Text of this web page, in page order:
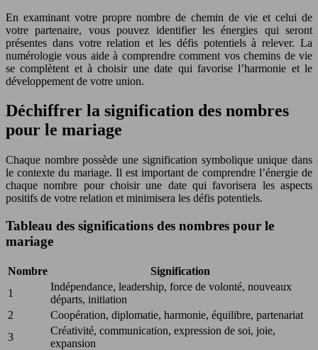
En examinant votre propre nombre de chemin de vie et celui de
votre partenaire, vous pouvez identifier les énergies qui seront
présentes dans votre relation et les défis potentiels à relever. La
numérologie vous aide à comprendre comment vos chemins de vie
se complètent et à choisir une date qui favorise l’harmonie et le
développement de votre union.
Déchiffrer la signification des nombres
pour le mariage
Chaque nombre possède une signification symbolique unique dans
le contexte du mariage. Il est important de comprendre l’énergie de
chaque nombre pour choisir une date qui favorisera les aspects
positifs de votre relation et minimisera les défis potentiels.
Tableau des significations des nombres pour le
mariage
Nombre
Signification
1
Indépendance, leadership, force de volonté, nouveaux
départs, initiation
2
Coopération, diplomatie, harmonie, équilibre, partenariat
3
Créativité, communication, expression de soi, joie,
expansion